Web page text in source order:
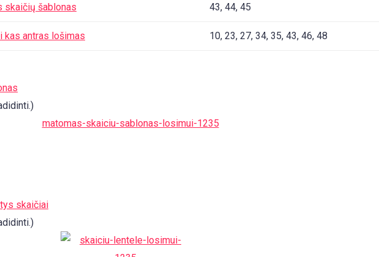
skaičių šablonas 43, 44, 45
kas antras lošimas 10, 23, 27, 34, 35, 43, 46, 48
skaičiai